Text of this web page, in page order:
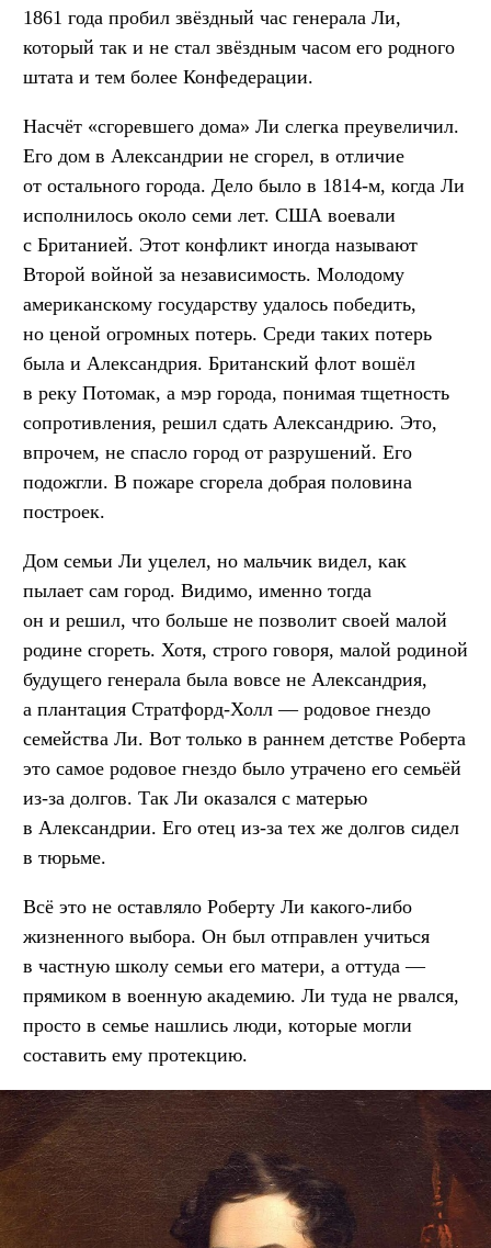
1861 года пробил звёздный час генерала Ли,
который так и не стал звёздным часом его родного
штата и тем более Конфедерации.
Насчёт «сгоревшего дома» Ли слегка преувеличил.
Его дом в Александрии не сгорел, в отличие
от остального города. Дело было в 1814-м, когда Ли
исполнилось около семи лет. США воевали
с Британией. Этот конфликт иногда называют
Второй войной за независимость. Молодому
американскому государству удалось победить,
но ценой огромных потерь. Среди таких потерь
была и Александрия. Британский флот вошёл
в реку Потомак, а мэр города, понимая тщетность
сопротивления, решил сдать Александрию. Это,
впрочем, не спасло город от разрушений. Его
подожгли. В пожаре сгорела добрая половина
построек.
Дом семьи Ли уцелел, но мальчик видел, как
пылает сам город. Видимо, именно тогда
он и решил, что больше не позволит своей малой
родине сгореть. Хотя, строго говоря, малой родиной
будущего генерала была вовсе не Александрия,
а плантация Стратфорд-Холл — родовое гнездо
семейства Ли. Вот только в раннем детстве Роберта
это самое родовое гнездо было утрачено его семьёй
из-за долгов. Так Ли оказался с матерью
в Александрии. Его отец из-за тех же долгов сидел
в тюрьме.
Всё это не оставляло Роберту Ли какого-либо
жизненного выбора. Он был отправлен учиться
в частную школу семьи его матери, а оттуда —
прямиком в военную академию. Ли туда не рвался,
просто в семье нашлись люди, которые могли
составить ему протекцию.